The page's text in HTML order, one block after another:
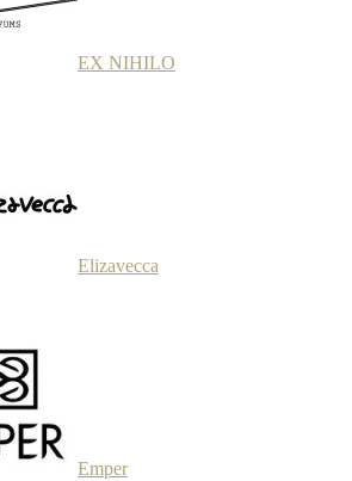
EX NIHILO
Elizavecca
Emper